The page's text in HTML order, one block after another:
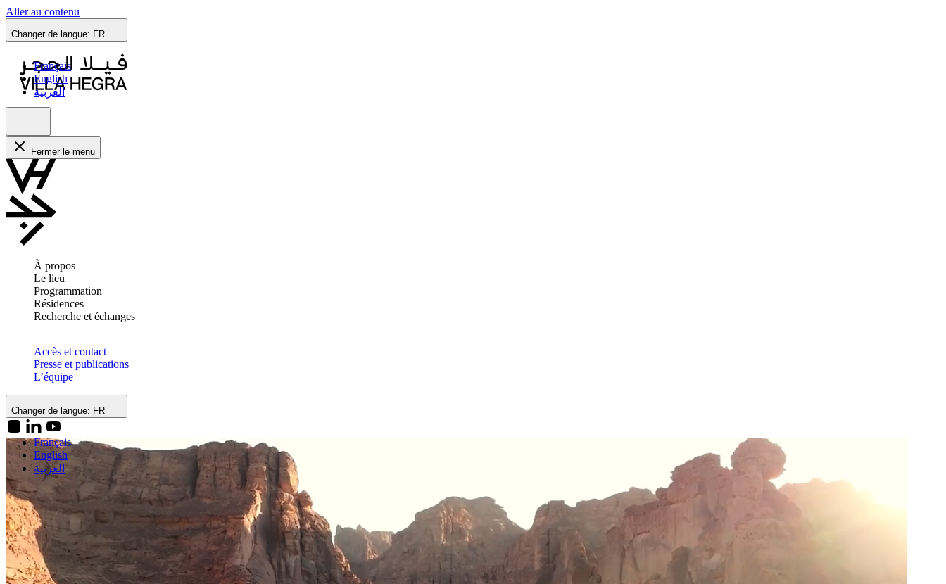
Aller au contenu
Changer de langue: FR
Français
English
العربية
Fermer le menu
À propos
Le lieu
Programmation
Résidences
Recherche et échanges
Accès et contact
Presse et publications
L’équipe
Changer de langue: FR
Français
English
العربية